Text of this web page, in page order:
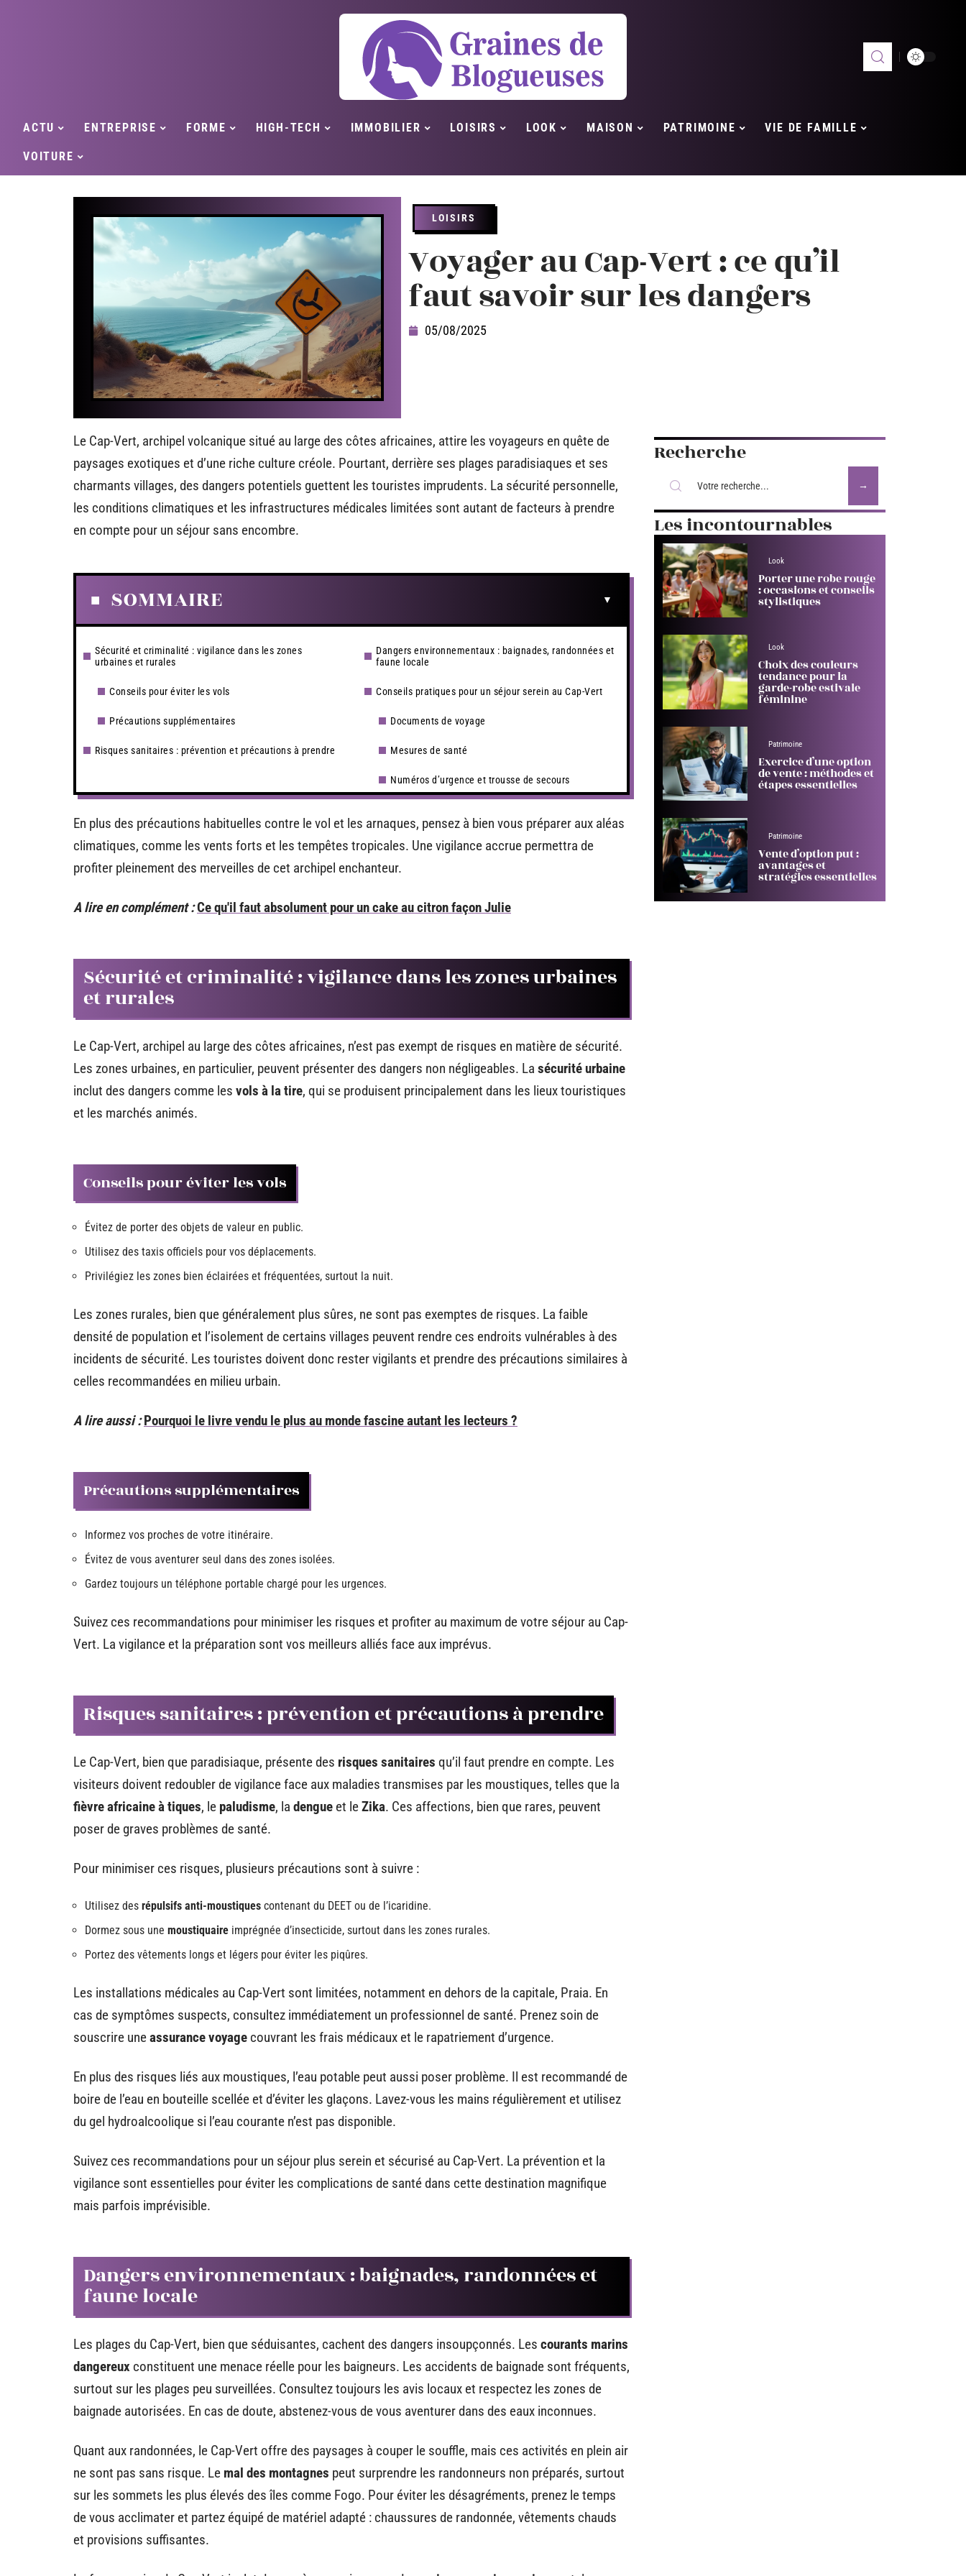
ACTU ENTREPRISE FORME HIGH-TECH IMMOBILIER LOISIRS LOOK MAISON PATRIMOINE VIE DE FAMILLE
VOITURE
LOISIRS
Voyager au Cap-Vert : ce qu’il
faut savoir sur les dangers
05/08/2025
Le Cap-Vert, archipel volcanique situé au large des côtes africaines, attire les voyageurs en quête de
paysages exotiques et d’une riche culture créole. Pourtant, derrière ses plages paradisiaques et ses
charmants villages, des dangers potentiels guettent les touristes imprudents. La sécurité personnelle,
les conditions climatiques et les infrastructures médicales limitées sont autant de facteurs à prendre
en compte pour un séjour sans encombre.
SOMMAIRE
Sécurité et criminalité : vigilance dans les zones
urbaines et rurales
Conseils pour éviter les vols
Précautions supplémentaires
Risques sanitaires : prévention et précautions à prendre
Dangers environnementaux : baignades, randonnées et
faune locale
Conseils pratiques pour un séjour serein au Cap-Vert
Documents de voyage
Mesures de santé
Numéros d’urgence et trousse de secours
En plus des précautions habituelles contre le vol et les arnaques, pensez à bien vous préparer aux aléas
climatiques, comme les vents forts et les tempêtes tropicales. Une vigilance accrue permettra de
profiter pleinement des merveilles de cet archipel enchanteur.
A lire en complément :Ce qu'il faut absolument pour un cake au citron façon Julie
Sécurité et criminalité : vigilance dans les zones urbaines
et rurales
Le Cap-Vert, archipel au large des côtes africaines, n’est pas exempt de risques en matière de sécurité.
Les zones urbaines, en particulier, peuvent présenter des dangers non négligeables. La sécurité urbaine
inclut des dangers comme les vols à la tire, qui se produisent principalement dans les lieux touristiques
et les marchés animés.
Conseils pour éviter les vols
Évitez de porter des objets de valeur en public.
Utilisez des taxis officiels pour vos déplacements.
Privilégiez les zones bien éclairées et fréquentées, surtout la nuit.
Les zones rurales, bien que généralement plus sûres, ne sont pas exemptes de risques. La faible
densité de population et l’isolement de certains villages peuvent rendre ces endroits vulnérables à des
incidents de sécurité. Les touristes doivent donc rester vigilants et prendre des précautions similaires à
celles recommandées en milieu urbain.
A lire aussi : Pourquoi le livre vendu le plus au monde fascine autant les lecteurs ?
Précautions supplémentaires
Informez vos proches de votre itinéraire.
Évitez de vous aventurer seul dans des zones isolées.
Gardez toujours un téléphone portable chargé pour les urgences.
Suivez ces recommandations pour minimiser les risques et profiter au maximum de votre séjour au Cap-
Vert. La vigilance et la préparation sont vos meilleurs alliés face aux imprévus.
Risques sanitaires : prévention et précautions à prendre
Le Cap-Vert, bien que paradisiaque, présente des risques sanitaires qu’il faut prendre en compte. Les
visiteurs doivent redoubler de vigilance face aux maladies transmises par les moustiques, telles que la
fièvre africaine à tiques, le paludisme, la dengue et leZika. Ces affections, bien que rares, peuvent
poser de graves problèmes de santé.
Pour minimiser ces risques, plusieurs précautions sont à suivre :
Utilisez des répulsifs anti-moustiques contenant du DEET ou de l’icaridine.
Dormez sous une moustiquaire imprégnée d’insecticide, surtout dans les zones rurales.
Portez des vêtements longs et légers pour éviter les piqûres.
Les installations médicales au Cap-Vert sont limitées, notamment en dehors de la capitale, Praia. En
cas de symptômes suspects, consultez immédiatement un professionnel de santé. Prenez soin de
souscrire uneassurance voyage couvrant les frais médicaux et le rapatriement d’urgence.
En plus des risques liés aux moustiques, l’eau potable peut aussi poser problème. Il est recommandé de
boire de l’eau en bouteille scellée et d’éviter les glaçons. Lavez-vous les mains régulièrement et utilisez
du gel hydroalcoolique si l’eau courante n’est pas disponible.
Suivez ces recommandations pour un séjour plus serein et sécurisé au Cap-Vert. La prévention et la
vigilance sont essentielles pour éviter les complications de santé dans cette destination magnifique
mais parfois imprévisible.
Dangers environnementaux : baignades, randonnées et
faune locale
Les plages du Cap-Vert, bien que séduisantes, cachent des dangers insoupçonnés. Les courants marins
dangereux constituent une menace réelle pour les baigneurs. Les accidents de baignade sont fréquents,
surtout sur les plages peu surveillées. Consultez toujours les avis locaux et respectez les zones de
baignade autorisées. En cas de doute, abstenez-vous de vous aventurer dans des eaux inconnues.
Quant aux randonnées, le Cap-Vert offre des paysages à couper le souffle, mais ces activités en plein air
ne sont pas sans risque. Le mal des montagnes peut surprendre les randonneurs non préparés, surtout
sur les sommets les plus élevés des îles comme Fogo. Pour éviter les désagréments, prenez le temps
de vous acclimater et partez équipé de matériel adapté : chaussures de randonnée, vêtements chauds
et provisions suffisantes.
Recherche
Les incontournables
Look
Porter une robe rouge
: occasions et conseils
stylistiques
Look
Choix des couleurs
tendance pour la
garde-robe estivale
féminine
Patrimoine
Exercice d’une option
de vente : méthodes et
étapes essentielles
Patrimoine
Vente d’option put :
avantages et
stratégies essentielles